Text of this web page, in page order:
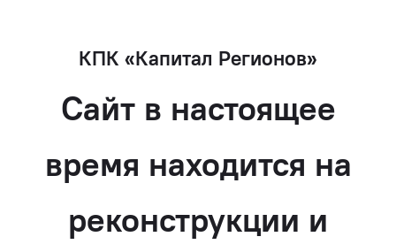
КПК «Капитал Регионов»
Сайт в настоящее
время находится на
реконструкции и